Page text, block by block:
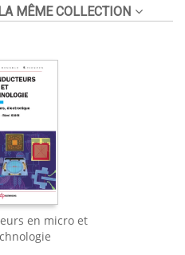
MÊME COLLECTION
en micro et